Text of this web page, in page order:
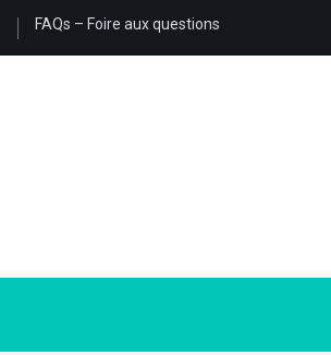
FAQs – Foire aux questions